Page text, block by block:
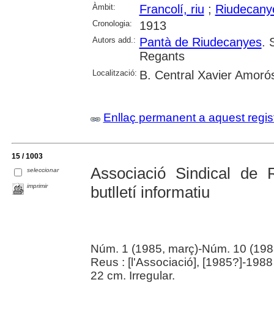
Àmbit: Francolí, riu ;
Cronologia: 1913
Autors add.: Pantà de Riudecanyes.
Regants
Localització: B. Central Xavier
Enllaç permanent a aquest
15 / 1003
seleccionar
imprimir
Associació Sindical de
butlletí informatiu
Núm. 1 (1985, març)-Núm. 10
Reus : [l'Associació], [1985?]-1988
22 cm. Irregular.